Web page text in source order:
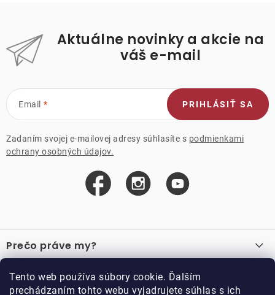
Tento web používa súbory cookie. Ďalším
prechádzaním tohto webu vyjadrujete súhlas s ich
Aktuálne novinky a akcie na
váš e-mail
Email
Zadaním svojej e-mailovej adresy súhlasíte s podmienkami
ochrany osobných údajov.
PRIHLÁSIŤ SA
á
p
ä
Prečo práve my?
Recenzie
Důležité odkazy